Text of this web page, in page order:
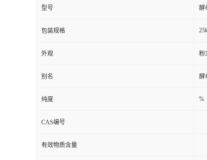
型号 酵
包装规格
外观 粉
别名 酵
纯度 %
CAS编号
有效物质含量